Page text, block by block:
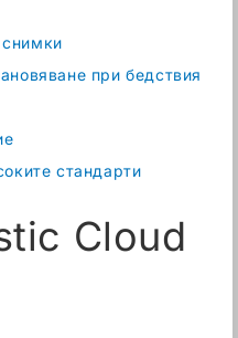
при бедствия
стандарти
Cloud